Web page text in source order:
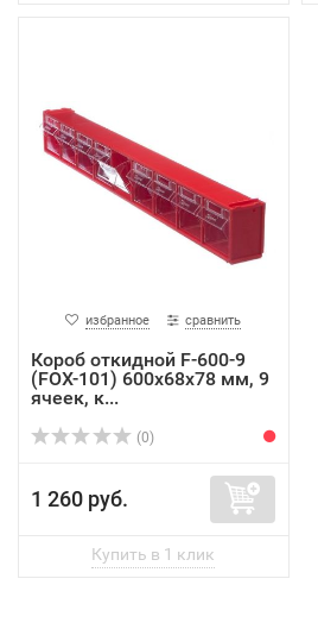
избранное сравнить
Короб откидной F-600-9
(FOX-101) 600х68х78 мм, 9
ячеек, к...
(0)
1 260 руб.